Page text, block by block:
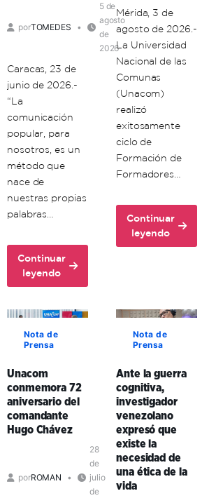
porTOMEDES
5 de
agosto
de
2026
Caracas, 23 de
junio de 2026.-
“La
comunicación
popular, para
nosotros, es un
método que
nace de
nuestras propias
palabras…
Continuar
leyendo
about
Comuna
Simón
Bolívar
adopta
comunicación
popular
como
clave
de
en
Mérida, 3 de
agosto de 2026.-
La Universidad
Nacional de las
Comunas
(Unacom)
realizó
exitosamente
ciclo de
Formación de
Formadores…
Continuar
leyendo
about
Unacon
de
Formación
de
en
Mérida
Nota de
Prensa
Unacom
conmemora 72
aniversario del
comandante
Hugo Chávez
porROMAN
28
de
julio
de
Nota de
Prensa
Ante la guerra
cognitiva,
investigador
venezolano
expresó que
existe la
necesidad de
una ética de la
vida